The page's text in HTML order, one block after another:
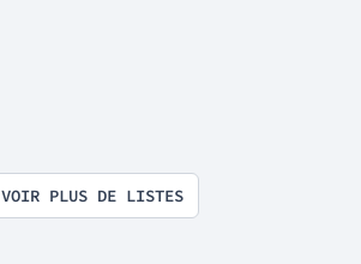
VOIR PLUS DE LISTES